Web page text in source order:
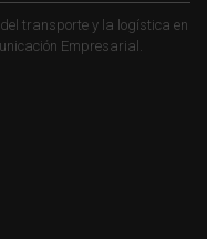
transporte y la logística en
Empresarial.